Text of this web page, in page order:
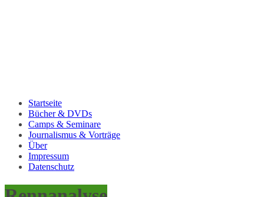
Startseite
Bücher & DVDs
Camps & Seminare
Journalismus & Vorträge
Über
Impressum
Datenschutz